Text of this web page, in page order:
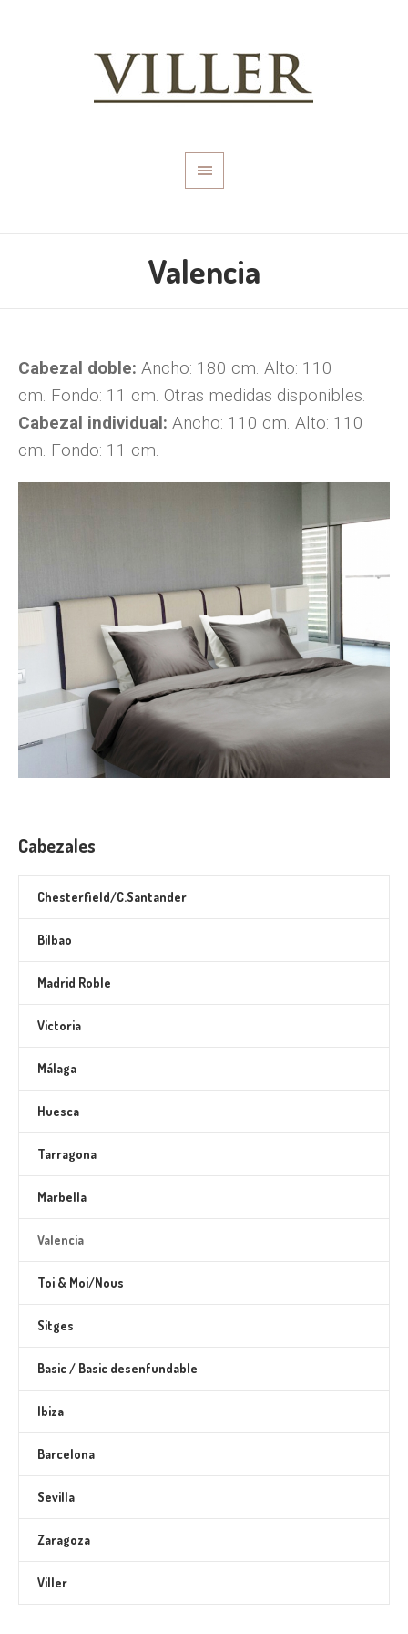
Valencia
Cabezal doble: Ancho: 180 cm. Alto: 110
cm. Fondo: 11 cm. Otras medidas disponibles.
Cabezal individual: Ancho: 110 cm. Alto: 110
cm. Fondo: 11 cm.
Cabezales
Chesterfield/C.Santander
Bilbao
Madrid Roble
Victoria
Málaga
Huesca
Tarragona
Marbella
Valencia
Toi & Moi/Nous
Sitges
Basic / Basic desenfundable
Ibiza
Barcelona
Sevilla
Zaragoza
Viller